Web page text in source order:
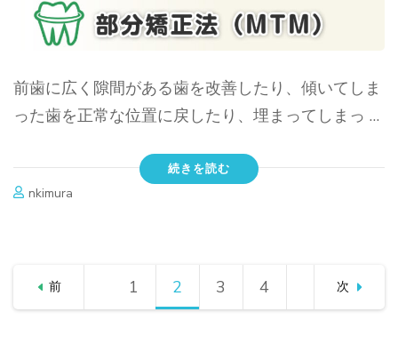
前歯に広く隙間がある歯を改善したり、傾いてしま
った歯を正常な位置に戻したり、埋まってしまっ …
続きを読む
nkimura
稿
前 1 2 3 4 次